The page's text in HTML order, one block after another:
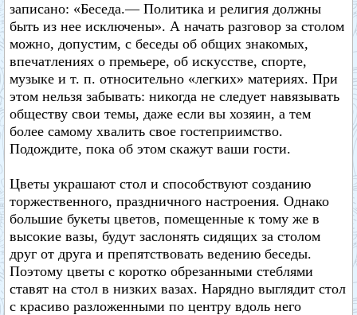
записано: «Беседа.— Политика и религия должны
быть из нее исключены». А начать разговор за столом
можно, допустим, с беседы об общих знакомых,
впечатлениях о премьере, об искусстве, спорте,
музыке и т. п. относительно «легких» материях. При
этом нельзя забывать: никогда не следует навязывать
обществу свои темы, даже если вы хозяин, а тем
более самому хвалить свое гостеприимство.
Подождите, пока об этом скажут ваши гости.
Цветы украшают стол и способствуют созданию
торжественного, праздничного настроения. Однако
большие букеты цветов, помещенные к тому же в
высокие вазы, будут заслонять сидящих за столом
друг от друга и препятствовать ведению беседы.
Поэтому цветы с коротко обрезанными стеблями
ставят на стол в низких вазах. Нарядно выглядит стол
с красиво разложенными по центру вдоль него